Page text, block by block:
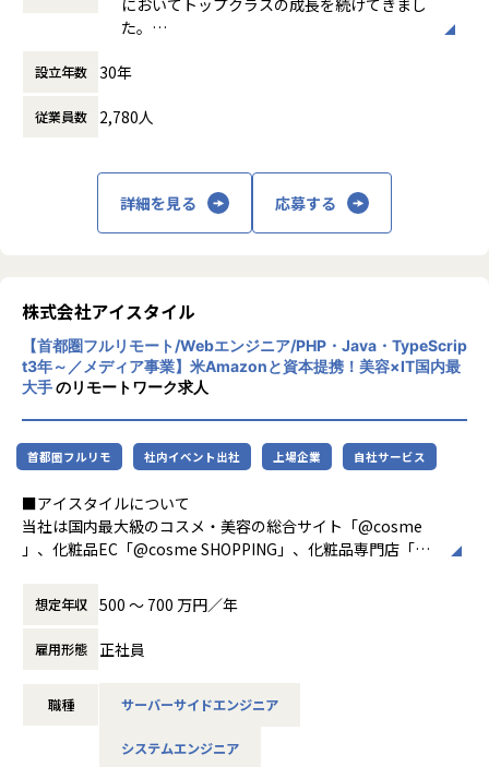
・日本最大規模のバイトルやはたらこねっと、HRTechサー
す。
かす手応えを味わえます。
・若手が中心のチームにおいて、自身のアイデアや提案がす
ぐに反映されやすい環境です。
・自らの意思と工夫でプロダクトを動かし、やった分だけ成
→「手を動かす人」から「提案する人、チームで成果を出す
人」へ進化できます。
▼多様な関係者と関わり、多種多様なスキルを身につけられ
ます
・関わる部署やメンバーが多いため、多様な視点を持つこと
ができます。
・toBとtoC両方のプロダクトを運営しているため、営業、
会が多いです。
→エンジニアリング以外の多様なスキルやビジネス視点が養
われます。
【業務の変更の範囲】
こうした取り組みを支えるため、今後の事業成長に向けた中
長期的な技術課題の解決を共に推進できるPlatform Engine
一貫して携わり、技術的な観点から事業成長を支える役割を
担っていただきます。
・AWS、GCPを利用したシステム環境構築および運用
・アプリケーションやミドルウェアの運用開発
・デプロイやサーバ構築等の各種自動化をするための開発、
のモニタリング環境の構築、運用
・システム障害時の対応
・新規技術の調査や導入
■ポジションの魅力
▼「事業成長にコミットする力」「課題を解決する力」を鍛
えられます
マルチプロダクトを展開し、複数フェーズのプロダクトを有
しています。
そのため新規プロダクトの立ち上げとグロースの両方に関わ
れるチャンスがあります。
め成長曲線が急上昇します。
▼toB & toCプロダクトの両方を同時に経験できます
ロダクトの両面で「プロダクトマーケットフィット（PM
→ 顧客（クライアント）視点とユーザー視点の両方を持つプ
時間外労働の有無： 有（月平均23時間）
休憩時間： 60分
た。
たなvisionを掲げ、人材事業とDX事業に大き
「夢」と「アイデア」と「情熱」で社会を改
献していきます。
設立年数 30年
従業員数 2,780人
詳細を見る 応募する
株式会社アイスタイル
【首都圏フルリモート/Webエンジニア/PHP・Java・TypeScrip
t3年～／メディア事業】米Amazonと資本提携！美容×IT国内最
大手のリモートワーク求人
首都圏フルリモ 社内イベント出社 上場企業 自社サービス
■アイスタイルについて
当社は国内最大級のコスメ・美容の総合サイト「@cosme
」、化粧品EC「@cosme SHOPPING」、化粧品専門店「@c
ットとリアルを融合した世界的にもユニークな事業を運営し
ています。
化粧品のクチコミサイトから始まった@cosmeですが、今で
は「生活者中心の市場の創造」をビジョンとして掲げ、美容
は「MAU1,790万人、商品データ40万件、クチコミ数2,100
想定年収 500 〜 700 万円／年
雇用形態 正社員
職種 サーバーサイドエンジニア
システムエンジニア